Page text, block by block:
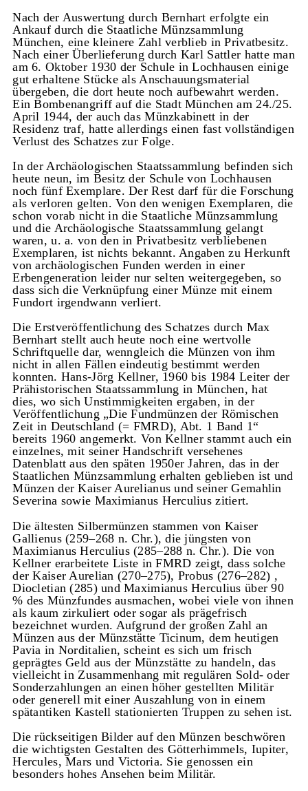
Nach der Auswertung durch Bernhart erfolgte ein
Ankauf durch die Staatliche Münzsammlung
München, eine kleinere Zahl verblieb in Privatbesitz.
Nach einer Überlieferung durch Karl Sattler hatte man
am 6. Oktober 1930 der Schule in Lochhausen einige
gut erhaltene Stücke als Anschauungsmaterial
übergeben, die dort heute noch aufbewahrt werden.
Ein Bombenangriff auf die Stadt München am 24./25.
April 1944, der auch das Münzkabinett in der
Residenz traf, hatte allerdings einen fast vollständigen
Verlust des Schatzes zur Folge.
In der Archäologischen Staatssammlung befinden sich
heute neun, im Besitz der Schule von Lochhausen
noch fünf Exemplare. Der Rest darf für die Forschung
als verloren gelten. Von den wenigen Exemplaren, die
schon vorab nicht in die Staatliche Münzsammlung
und die Archäologische Staatssammlung gelangt
waren, u. a. von den in Privatbesitz verbliebenen
Exemplaren, ist nichts bekannt. Angaben zu Herkunft
von archäologischen Funden werden in einer
Erbengeneration leider nur selten weitergegeben, so
dass sich die Verknüpfung einer Münze mit einem
Fundort irgendwann verliert.
Die Erstveröffentlichung des Schatzes durch Max
Bernhart stellt auch heute noch eine wertvolle
Schriftquelle dar, wenngleich die Münzen von ihm
nicht in allen Fällen eindeutig bestimmt werden
konnten. Hans-Jörg Kellner, 1960 bis 1984 Leiter der
Prähistorischen Staatssammlung in München, hat
dies, wo sich Unstimmigkeiten ergaben, in der
Veröffentlichung „Die Fundmünzen der Römischen
Zeit in Deutschland (= FMRD), Abt. 1 Band 1“
bereits 1960 angemerkt. Von Kellner stammt auch ein
einzelnes, mit seiner Handschrift versehenes
Datenblatt aus den späten 1950er Jahren, das in der
Staatlichen Münzsammlung erhalten geblieben ist und
Münzen der Kaiser Aurelianus und seiner Gemahlin
Severina sowie Maximianus Herculius zitiert.
Die ältesten Silbermünzen stammen von Kaiser
Gallienus (259–268 n. Chr.), die jüngsten von
Maximianus Herculius (285–288 n. Chr.). Die von
Kellner erarbeitete Liste in FMRD zeigt, dass solche
der Kaiser Aurelian (270–275), Probus (276–282) ,
Diocletian (285) und Maximianus Herculius über 90
% des Münzfundes ausmachen, wobei viele von ihnen
als kaum zirkuliert oder sogar als prägefrisch
bezeichnet wurden. Aufgrund der großen Zahl an
Münzen aus der Münzstätte Ticinum, dem heutigen
Pavia in Norditalien, scheint es sich um frisch
geprägtes Geld aus der Münzstätte zu handeln, das
vielleicht in Zusammenhang mit regulären Sold- oder
Sonderzahlungen an einen höher gestellten Militär
oder generell mit einer Auszahlung von in einem
spätantiken Kastell stationierten Truppen zu sehen ist.
Die rückseitigen Bilder auf den Münzen beschwören
die wichtigsten Gestalten des Götterhimmels, Iupiter,
Hercules, Mars und Victoria. Sie genossen ein
besonders hohes Ansehen beim Militär.